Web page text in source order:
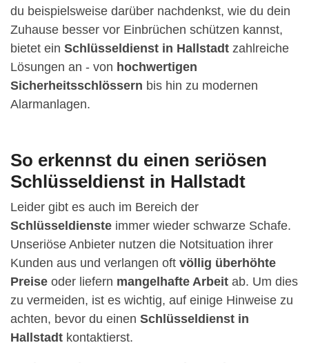
du beispielsweise darüber nachdenkst, wie du dein
Zuhause besser vor Einbrüchen schützen kannst,
bietet ein Schlüsseldienst in Hallstadt zahlreiche
Lösungen an - von hochwertigen
Sicherheitsschlössern bis hin zu modernen
Alarmanlagen.
So erkennst du einen seriösen
Schlüsseldienst in Hallstadt
Leider gibt es auch im Bereich der
Schlüsseldienste immer wieder schwarze Schafe.
Unseriöse Anbieter nutzen die Notsituation ihrer
Kunden aus und verlangen oft völlig überhöhte
Preise oder liefern mangelhafte Arbeit ab. Um dies
zu vermeiden, ist es wichtig, auf einige Hinweise zu
achten, bevor du einen Schlüsseldienst in
Hallstadt kontaktierst.